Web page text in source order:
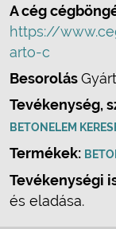
A cég
https://
arto-c
Besorolás
Tevékenység,
BETONELEM
Termékek:
Tevékenységi
és eladása.